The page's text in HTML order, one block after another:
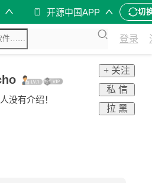
开源中国APP 切
登录
没有介绍！
+ 关注
私 信
拉 黑